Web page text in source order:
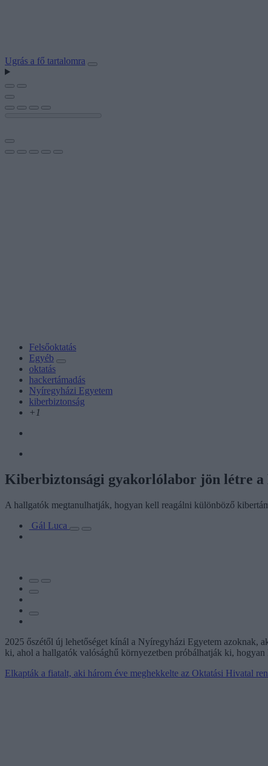
Ugrás a fő tartalomra
Felsőoktatás
Egyéb
oktatás
hackertámadás
Nyíregyházi Egyetem
kiberbiztonság
+1
Kiberbiztonsági gyakorlólabor jön létre a
A hallgatók megtanulhatják, hogyan kell reagálni különböző
Gál Luca
2025 őszétől új lehetőséget kínál a Nyíregyházi Egyetem azoknak,
ki, ahol a hallgatók valósághű környezetben próbálhatják ki,
Elkapták a fiatalt, aki három éve meghekkelte az Oktatási Hivatal